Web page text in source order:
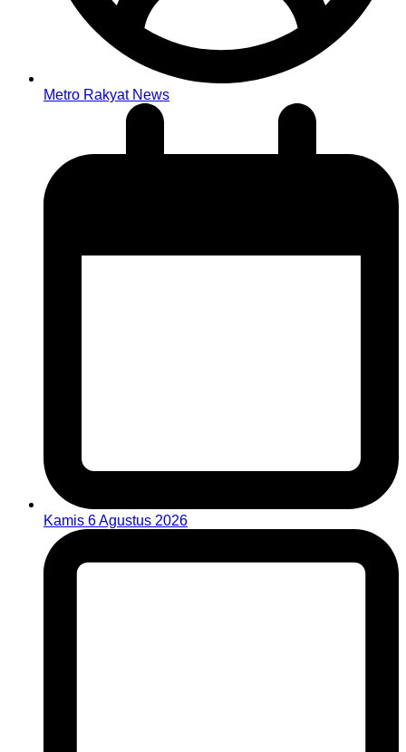
Metro Rakyat News
Kamis 6 Agustus 2026